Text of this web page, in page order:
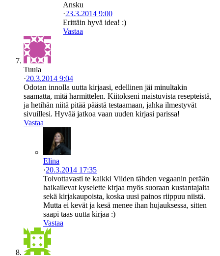
Ansku
·23.3.2014 9:00
Erittäin hyvä idea! :)
Vastaa
Tuula
·20.3.2014 9:04
Odotan innolla uutta kirjaasi, edellinen jäi minultakin
saamatta, mitä harmittelen. Kiitokseni maistuvista resepteistä,
ja hetihän niitä pitää päästä testaamaan, jahka ilmestyvät
sivuillesi. Hyvää jatkoa vaan uuden kirjasi parissa!
Vastaa
Elina
·20.3.2014 17:35
Toivottavasti te kaikki Viiden tähden vegaanin perään
haikailevat kyselette kirjaa myös suoraan kustantajalta
sekä kirjakaupoista, koska uusi painos riippuu niistä.
Mutta ei kevät ja kesä menee ihan hujauksessa, sitten
saapi taas uutta kirjaa :)
Vastaa